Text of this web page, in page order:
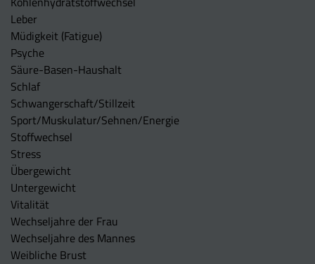
Leber
Müdigkeit (Fatigue)
Psyche
Säure-Basen-Haushalt
Schlaf
Schwangerschaft/Stillzeit
Sport/Muskulatur/Sehnen/Energie
Stoffwechsel
Stress
Übergewicht
Untergewicht
Vitalität
Wechseljahre der Frau
Wechseljahre des Mannes
Weibliche Brust